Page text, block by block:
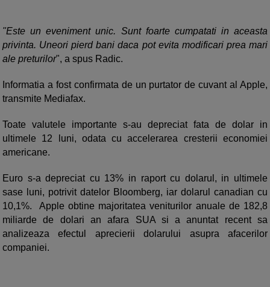
"Este un eveniment unic. Sunt foarte cumpatati in aceasta
privinta. Uneori pierd bani daca pot evita modificari prea mari
ale preturilor", a spus Radic.
Informatia a fost confirmata de un purtator de cuvant al Apple,
transmite Mediafax.
Toate valutele importante s-au depreciat fata de dolar in
ultimele 12 luni, odata cu accelerarea cresterii economiei
americane.
Euro s-a depreciat cu 13% in raport cu dolarul, in ultimele
sase luni, potrivit datelor Bloomberg, iar dolarul canadian cu
10,1%. Apple obtine majoritatea veniturilor anuale de 182,8
miliarde de dolari an afara SUA si a anuntat recent sa
analizeaza efectul aprecierii dolarului asupra afacerilor
companiei.